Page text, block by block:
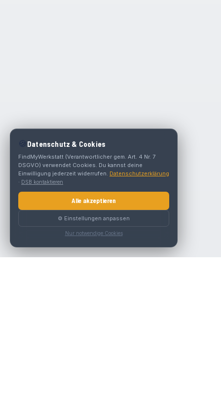
🍪 Datenschutz & Cookies
FindMyWerkstatt (Verantwortlicher gem. Art. 4 Nr. 7
DSGVO) verwendet Cookies. Du kannst deine
Einwilligung jederzeit widerrufen. Datenschutzerklärung
· DSB kontaktieren
Alle akzeptieren
⚙️ Einstellungen anpassen
Nur notwendige Cookies